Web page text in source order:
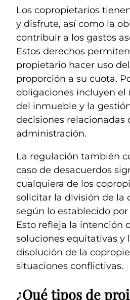
Los copropietarios
y disfrute, así como la
contribuir a los gastos
Estos derechos
propietario hacer uso
proporción a su cuota.
obligaciones incluyen
del inmueble y la
decisiones relacionadas
administración.
La regulación también
caso de desacuerdos
cualquiera de los
solicitar la división de la
según lo establecido por
Esto refleja la intención
soluciones equitativas y
disolución de la
situaciones conflictivas.
¿Qué tipos de